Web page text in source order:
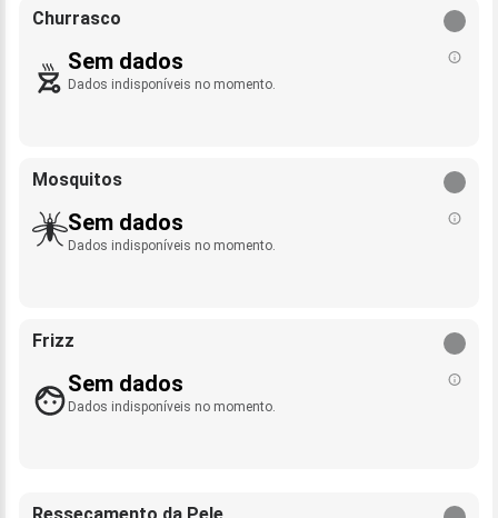
Churrasco
Sem dados
Dados indisponíveis no momento.
Mosquitos
Sem dados
Dados indisponíveis no momento.
Frizz
Sem dados
Dados indisponíveis no momento.